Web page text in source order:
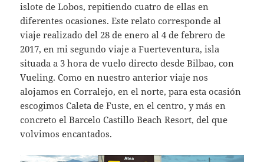
islote de Lobos, repitiendo cuatro de ellas en
diferentes ocasiones. Este relato corresponde al
viaje realizado del 28 de enero al 4 de febrero de
2017, en mi segundo viaje a Fuerteventura, isla
situada a 3 hora de vuelo directo desde Bilbao, con
Vueling. Como en nuestro anterior viaje nos
alojamos en Corralejo, en el norte, para esta ocasión
escogimos Caleta de Fuste, en el centro, y más en
concreto el Barcelo Castillo Beach Resort, del que
volvimos encantados.